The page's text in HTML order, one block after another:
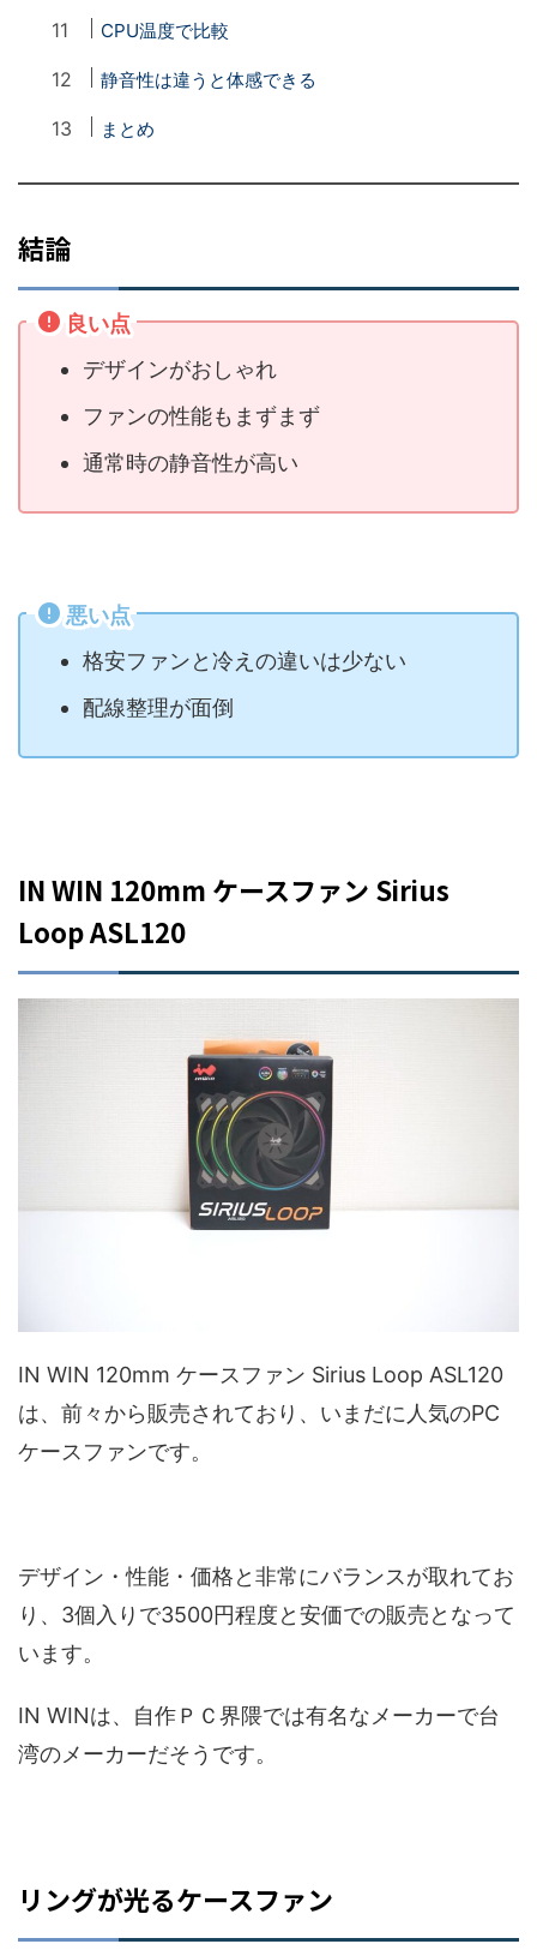
CPU温度で比較
静音性は違うと体感できる
まとめ
結論
良い点
デザインがおしゃれ
ファンの性能もまずまず
通常時の静音性が高い
悪い点
格安ファンと冷えの違いは少ない
配線整理が面倒
IN WIN 120mm ケースファン Sirius
Loop ASL120
IN WIN 120mm ケースファン Sirius Loop ASL120
は、前々から販売されており、いまだに人気のPC
ケースファンです。
デザイン・性能・価格と非常にバランスが取れてお
り、3個入りで3500円程度と安価での販売となって
います。
IN WINは、自作ＰＣ界隈では有名なメーカーで台
湾のメーカーだそうです。
リングが光るケースファン